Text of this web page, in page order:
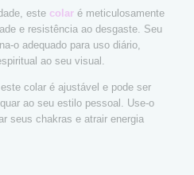
este colar é meticulosamente
e resistência ao desgaste. Seu
o adequado para uso diário,
ao seu visual.
colar é ajustável e pode ser
ao seu estilo pessoal. Use-o
seus chakras e atrair energia